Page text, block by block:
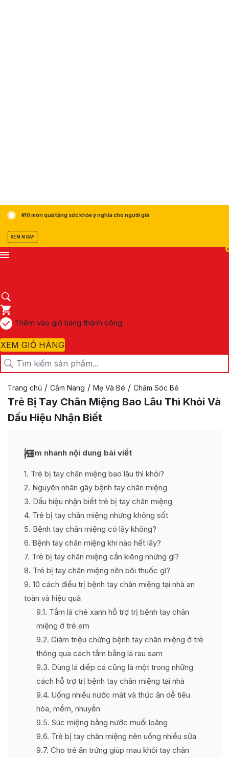
#10 món quà tặng sức khỏe ý nghĩa cho người già
XEM NGAY
0
Thêm vào giỏ hàng thành công
XEM GIỎ HÀNG
Trang chủ / Cẩm Nang / Mẹ Và Bé / Chăm Sóc Bé
Trẻ Bị Tay Chân Miệng Bao Lâu Thì Khỏi Và
Dấu Hiệu Nhận Biết
Xem nhanh nội dung bài viết
1 Trẻ bị tay chân miệng bao lâu thì khỏi?
2 Nguyên nhân gây bệnh tay chân miệng
3 Dấu hiệu nhận biết trẻ bị tay chân miệng
4 Trẻ bị tay chân miệng nhưng không sốt
5 Bệnh tay chân miệng có lây không?
6 Bệnh tay chân miệng khi nào hết lây?
7 Trẻ bị tay chân miệng cần kiêng những gì?
8 Trẻ bị tay chân miệng nên bôi thuốc gì?
9 10 cách điều trị bệnh tay chân miệng tại nhà an
toàn và hiệu quả
9.1 Tắm lá chè xanh hỗ trợ trị bệnh tay chân
miệng ở trẻ em
9.2 Giảm triệu chứng bệnh tay chân miệng ở trẻ
thông qua cách tắm bằng lá rau sam
9.3 Dùng lá diếp cá cũng là một trong những
cách hỗ trợ trị bệnh tay chân miệng tại nhà
9.4 Uống nhiều nước mát và thức ăn dễ tiêu
hóa, mềm, nhuyễn
9.5 Súc miệng bằng nước muối loãng
9.6 Trẻ bị tay chân miệng nên uống nhiều sữa
9.7 Cho trẻ ăn trứng giúp mau khỏi tay chân